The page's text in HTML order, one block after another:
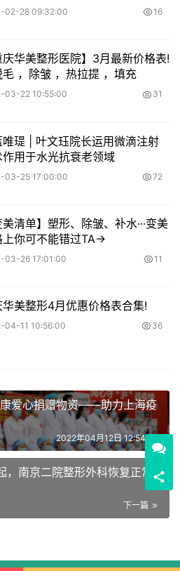
02-28 09:32:00 16
庆华美整形医院】3月最新价格表!
毛 ，除皱 ，热拉提 ，填充
03-22 10:55:00 31
唯瑅 | 叶文珏院长运用微滴注射
作用于水光抗衰老领域
03-25 17:00:00 72
美清单】塑形、除皱、补水···变美
上你可不能错过TA→
03-26 17:01:00 11
华美整形4月优惠价格表合集!
04-11 10:56:00 36
康爱心捐赠物资——助力上海疫
2022年04月12日 12:54:00
，南京二院整形外科恢复正常
下一篇